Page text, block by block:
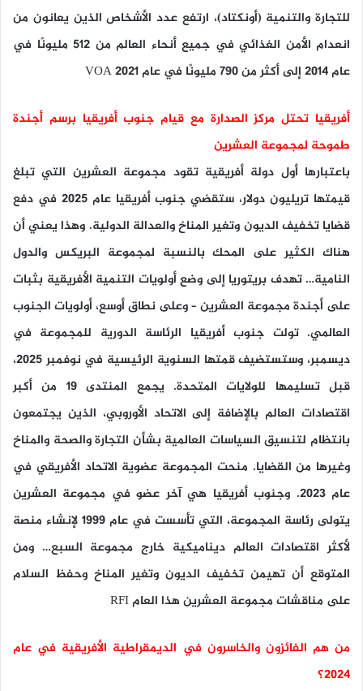
للتجارة والتنمية (أونكتاد)، ارتفع عدد الأشخاص الذين يعانون من
انعدام الأمن الغذائي في جميع أنحاء العالم من 512 مليونًا في
عام 2014 إلى أكثر من 790 مليونًا في عام 2021 VOA
أفريقيا تحتل مركز الصدارة مع قيام جنوب أفريقيا برسم أجندة
طموحة لمجموعة العشرين
باعتبارها أول دولة أفريقية تقود مجموعة العشرين التي تبلغ
قيمتها تريليون دولار، ستقضي جنوب أفريقيا عام 2025 في دفع
قضايا تخفيف الديون وتغير المناخ والعدالة الدولية. وهذا يعني أن
هناك الكثير على المحك بالنسبة لمجموعة البريكس والدول
النامية… تهدف بريتوريا إلى وضع أولويات التنمية الأفريقية بثبات
على أجندة مجموعة العشرين – وعلى نطاق أوسع، أولويات الجنوب
العالمي. تولت جنوب أفريقيا الرئاسة الدورية للمجموعة في
ديسمبر، وستستضيف قمتها السنوية الرئيسية في نوفمبر 2025،
قبل تسليمها للولايات المتحدة. يجمع المنتدى 19 من أكبر
اقتصادات العالم بالإضافة إلى الاتحاد الأوروبي، الذين يجتمعون
بانتظام لتنسيق السياسات العالمية بشأن التجارة والصحة والمناخ
وغيرها من القضايا. منحت المجموعة عضوية الاتحاد الأفريقي في
عام 2023. وجنوب أفريقيا هي آخر عضو في مجموعة العشرين
يتولى رئاسة المجموعة، التي تأسست في عام 1999 لإنشاء منصة
لأكثر اقتصادات العالم ديناميكية خارج مجموعة السبع… ومن
المتوقع أن تهيمن تخفيف الديون وتغير المناخ وحفظ السلام
على مناقشات مجموعة العشرين هذا العام RFI
من هم الفائزون والخاسرون في الديمقراطية الأفريقية في عام
2024؟